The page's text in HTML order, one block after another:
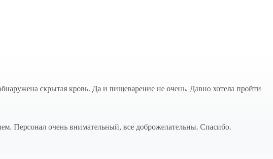
скрытая кровь. Да и пищеварение не очень. Давно хотела пройти
Персонал очень внимательный, все доброжелательны. Спасибо.